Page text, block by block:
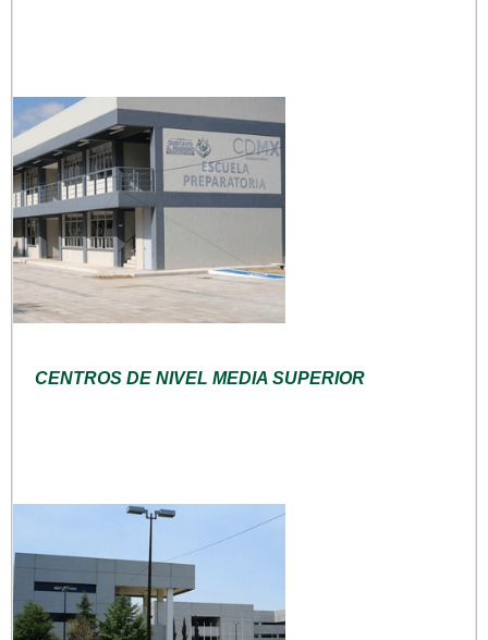
CENTROS DE NIVEL MEDIA SUPERIOR